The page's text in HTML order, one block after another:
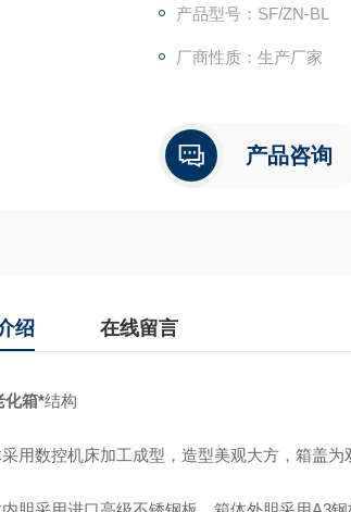
产品型号：SF/ZN-BL
厂商性质：生产厂家
产品咨询
绍 在线留言
化箱*结构
用数控机床加工成型，造型美观大方，箱盖为